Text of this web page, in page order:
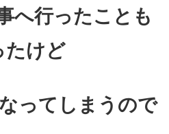
へ行ったことも
たけど
ってしまうので